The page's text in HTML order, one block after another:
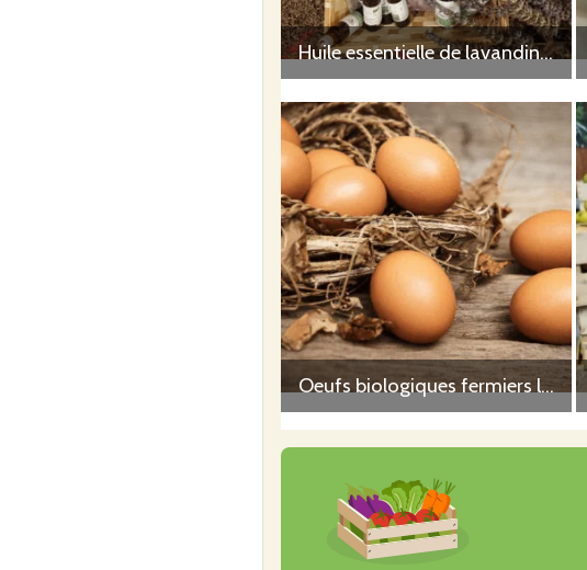
Huile essentielle de lavandin bio
Oeufs biologiques fermiers la douzaine